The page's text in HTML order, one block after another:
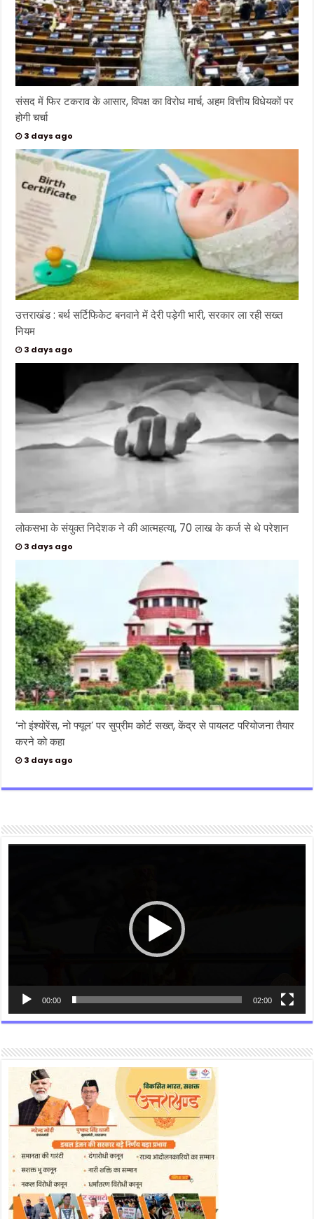
संसद में फिर टकराव के आसार, विपक्ष का विरोध मार्च, अहम वित्तीय विधेयकों पर
होगी चर्चा
3 days ago
उत्तराखंड : बर्थ सर्टिफिकेट बनवाने में देरी पड़ेगी भारी, सरकार ला रही सख्त
नियम
3 days ago
लोकसभा के संयुक्त निदेशक ने की आत्महत्या, 70 लाख के कर्ज से थे परेशान
3 days ago
‘नो इंश्योरेंस, नो फ्यूल’ पर सुप्रीम कोर्ट सख्त, केंद्र से पायलट परियोजना तैयार
करने को कहा
3 days ago
00:00 02:00